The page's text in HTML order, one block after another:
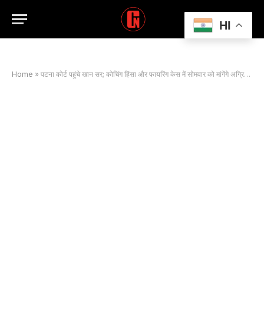
Home » पटना कोर्ट पहुंचे खान सर; कोचिंग हिंसा और फायरिंग केस में सोमवार को मांगेंगे अग्रिम जमानत
HI